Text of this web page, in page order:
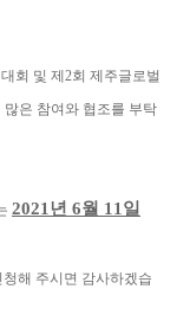
회 및 제 2회 제주글로벌
은 참여와 협조를 부탁
2021 년 6월 11 일
청해 주시면 감사하겠습